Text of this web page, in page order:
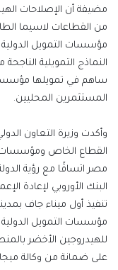
من القطاعات لاسيما
مؤسسات التمويل
النماذج التمويلية
ساهم في تمويلها
المستثمرين المحليين.
وأكدت وزيرة التعاون
القطاع الخاص ومؤسسات
مصر اتساقًا مع رؤية
البنك الأوروبي لإعادة
تنفيذ أول ميناء جاف
مؤسسات التمويل
للهيدروجين الأخضر
على ضمانة من وكالة ميجا